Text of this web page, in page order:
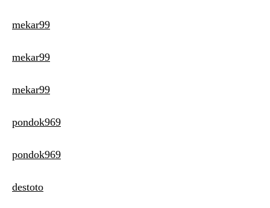
mekar99
mekar99
mekar99
pondok969
pondok969
destoto